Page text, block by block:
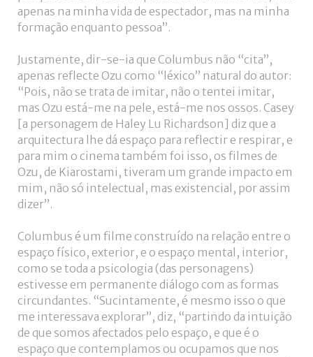
apenas na minha vida de espectador, mas na minha
formação enquanto pessoa”.
Justamente, dir-se-ia que Columbus não “cita”,
apenas reflecte Ozu como “léxico” natural do autor:
“Pois, não se trata de imitar, não o tentei imitar,
mas Ozu está-me na pele, está-me nos ossos. Casey
[a personagem de Haley Lu Richardson] diz que a
arquitectura lhe dá espaço para reflectir e respirar, e
para mim o cinema também foi isso, os filmes de
Ozu, de Kiarostami, tiveram um grande impacto em
mim, não só intelectual, mas existencial, por assim
dizer”.
Columbus é um filme construído na relação entre o
espaço físico, exterior, e o espaço mental, interior,
como se toda a psicologia (das personagens)
estivesse em permanente diálogo com as formas
circundantes. “Sucintamente, é mesmo isso o que
me interessava explorar”, diz, “partindo da intuição
de que somos afectados pelo espaço, e que é o
espaço que contemplamos ou ocupamos que nos